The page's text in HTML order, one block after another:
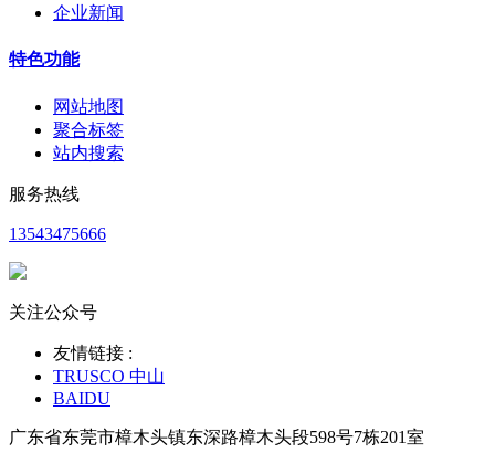
企业新闻
特色功能
网站地图
聚合标签
站内搜索
服务热线
13543475666
关注公众号
友情链接 :
TRUSCO 中山
BAIDU
广东省东莞市樟木头镇东深路樟木头段598号7栋201室